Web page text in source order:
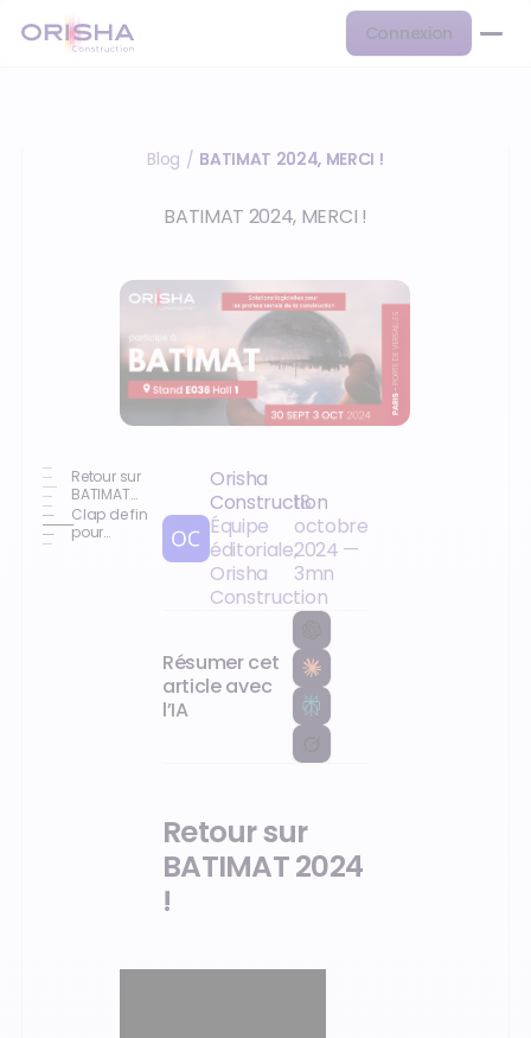
Connexion
Blog / BATIMAT 2024, MERCI !
BATIMAT 2024, MERCI !
Retour sur
BATIMAT
2024 !
Clap de fin
pour
Orisha
Construction
Équipe
éditoriale,
Orisha
Construction
18
octobre
2024 —
3mn
Résumer cet
article avec
l’IA
Retour sur
BATIMAT 2024
!